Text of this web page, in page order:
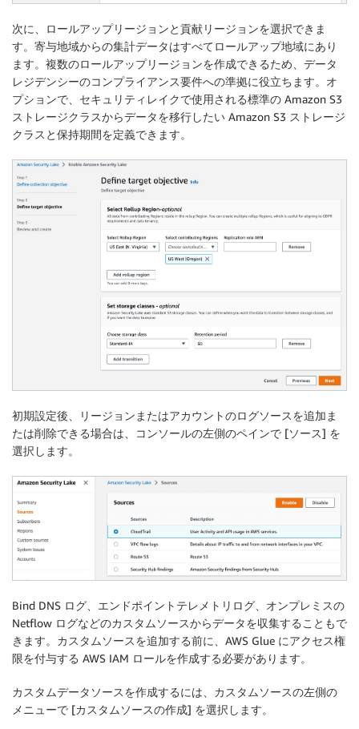
次に、ロールアップリージョンと貢献リージョンを選択できま
す。寄与地域からの集計データはすべてロールアップ地域にあり
ます。複数のロールアップリージョンを作成できるため、データ
レジデンシーのコンプライアンス要件への準拠に役立ちます。オ
プションで、セキュリティレイクで使用される標準の Amazon S3
ストレージクラスからデータを移行したい Amazon S3 ストレージ
クラスと保持期間を定義できます。
初期設定後、
リージョンまたはアカウントのログソースを追加ま
たは削除できる場合は 、コンソールの左側のペインで [ソース] を
選択します。
Bind DNS ログ、エンドポイントテレメトリログ、オンプレミスの
Netflow ログなどのカスタムソースからデータを収集することもで
きます。カスタムソースを追加する前に、AWS Glue にアクセス権
限を付与する AWS IAM ロールを作成する必要があります。
カスタムデータソースを作成するには、カスタムソースの左側の
メニューで [カスタムソースの作成] を選択します。